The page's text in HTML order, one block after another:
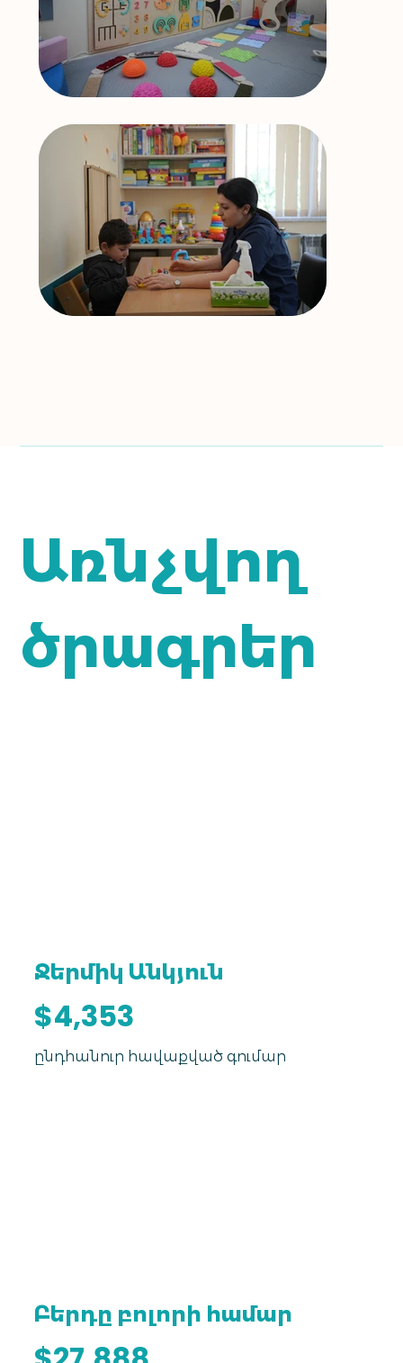
Առնչվող
ծրագրեր
ընդհանուր հավաքված գումար
Ջերմիկ Անկյուն
$4,353
Բերդը բոլորի համար